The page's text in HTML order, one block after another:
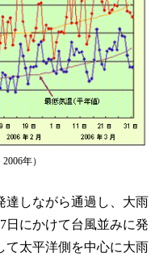
年）
しながら通過し、大雨
日にかけて台風並みに発
て太平洋側を中心に大雨